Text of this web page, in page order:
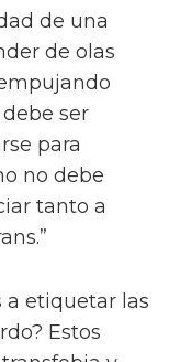
de una
de olas
ser
para
no debe
tanto a
a etiquetar las
Estos